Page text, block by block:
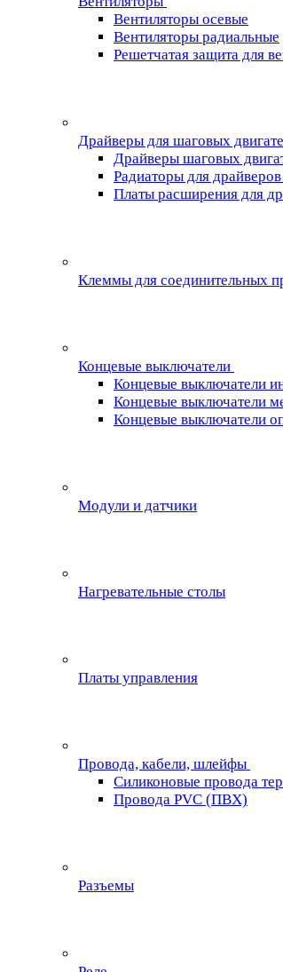
Вентиляторы осевые
Вентиляторы радиальные
Решетчатая защита для
Драйверы для шаговых
Драйверы шаговых
Радиаторы для
Платы расширения для
Клеммы для соединительных
Концевые выключатели
Концевые выключатели
Концевые выключатели
Концевые выключатели
Модули и датчики
Нагревательные столы
Платы управления
Провода, кабели, шлейфы
Силиконовые провода
Провода PVC (ПВХ)
Разъемы